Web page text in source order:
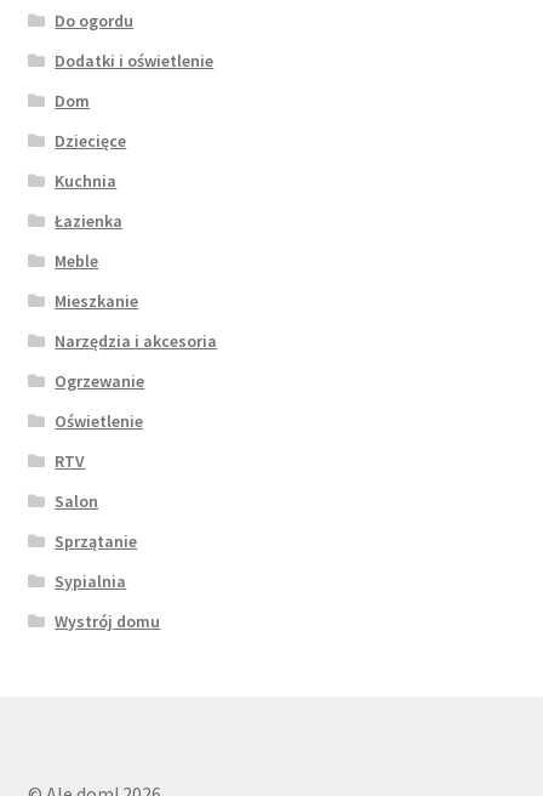
Do ogordu
Dodatki i oświetlenie
Dom
Dziecięce
Kuchnia
Łazienka
Meble
Mieszkanie
Narzędzia i akcesoria
Ogrzewanie
Oświetlenie
RTV
Salon
Sprzątanie
Sypialnia
Wystrój domu